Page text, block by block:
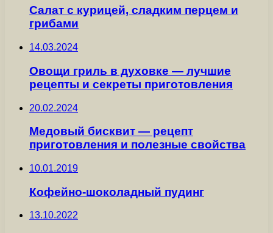
Салат с курицей, сладким перцем и
грибами
14.03.2024
Овощи гриль в духовке — лучшие
рецепты и секреты приготовления
20.02.2024
Медовый бисквит — рецепт
приготовления и полезные свойства
10.01.2019
Кофейно-шоколадный пудинг
13.10.2022